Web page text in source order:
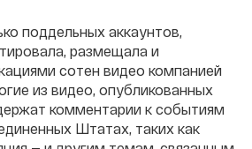
поддельных аккаунтов,
размещала и
сотен видео компанией
из видео, опубликованных
комментарии к событиям
Штатах, таких как